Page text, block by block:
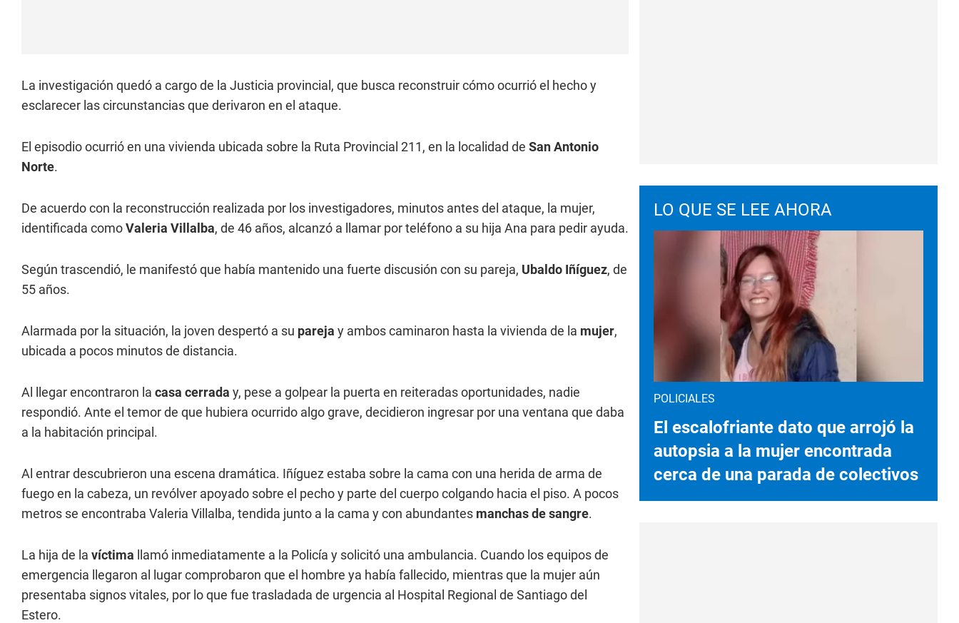
La investigación quedó a cargo de la Justicia provincial, que busca reconstruir cómo ocurrió el hecho y
esclarecer las circunstancias que derivaron en el ataque.
El episodio ocurrió en una vivienda ubicada sobre la Ruta Provincial 211, en la localidad de San Antonio
Norte.
De acuerdo con la reconstrucción realizada por los investigadores, minutos antes del ataque, la mujer,
identificada comoValeria Villalba, de 46 años, alcanzó a llamar por teléfono a su hija Ana para pedir ayuda.
Según trascendió, le manifestó que había mantenido una fuerte discusión con su pareja, Ubaldo Iñíguez, de
55 años.
Alarmada por la situación, la joven despertó a su pareja y ambos caminaron hasta la vivienda de la mujer,
ubicada a pocos minutos de distancia.
Al llegar encontraron la casa cerrada y, pese a golpear la puerta en reiteradas oportunidades, nadie
respondió. Ante el temor de que hubiera ocurrido algo grave, decidieron ingresar por una ventana que daba
a la habitación principal.
Al entrar descubrieron una escena dramática. Iñíguez estaba sobre la cama con una herida de arma de
fuego en la cabeza, un revólver apoyado sobre el pecho y parte del cuerpo colgando hacia el piso. A pocos
metros se encontraba Valeria Villalba, tendida junto a la cama y con abundantes manchas de sangre.
La hija de la víctima
llamó inmediatamente a la Policía y solicitó una ambulancia. Cuando los equipos de
emergencia llegaron al lugar comprobaron que el hombre ya había fallecido, mientras que la mujer aún
presentaba signos vitales, por lo que fue trasladada de urgencia al Hospital Regional de Santiago del
Estero.
LO QUE SE LEE AHORA
POLICIALES
El escalofriante dato que arrojó la
autopsia a la mujer encontrada
cerca de una parada de colectivos